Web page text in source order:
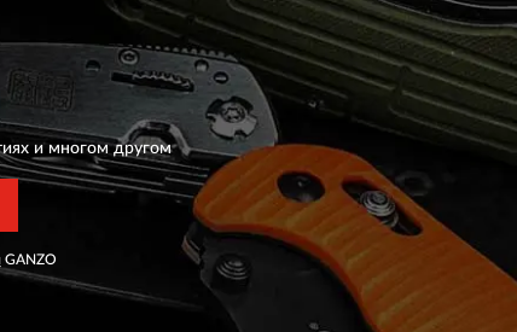
и многом другом
GANZO